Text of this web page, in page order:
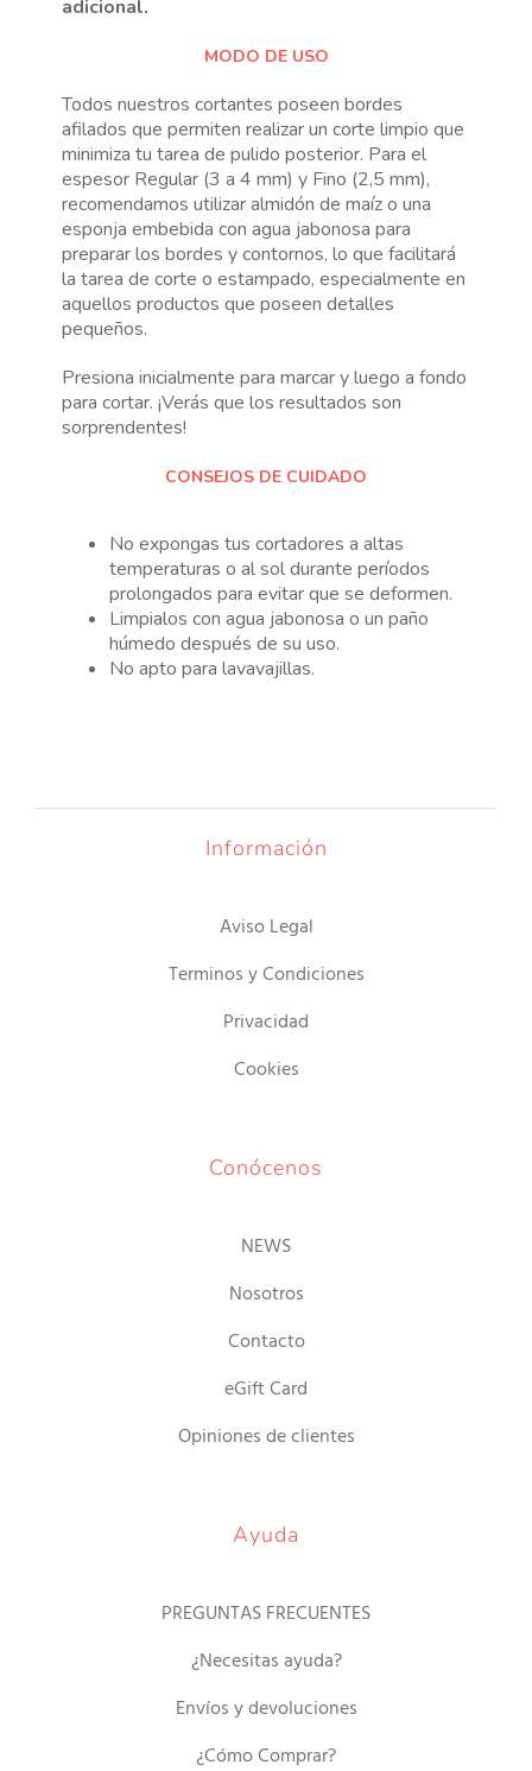
adicional.
MODO DE USO
Todos nuestros cortantes poseen bordes
afilados que permiten realizar un corte limpio que
minimiza tu tarea de pulido posterior. Para el
espesor Regular (3 a 4 mm) y Fino (2,5 mm),
recomendamos utilizar almidón de maíz o una
esponja embebida con agua jabonosa para
preparar los bordes y contornos, lo que facilitará
la tarea de corte o estampado, especialmente en
aquellos productos que poseen detalles
pequeños.
Presiona inicialmente para marcar y luego a fondo
para cortar. ¡Verás que los resultados son
sorprendentes!
CONSEJOS DE CUIDADO
No expongas tus cortadores a altas
temperaturas o al sol durante períodos
prolongados para evitar que se deformen.
Limpialos con agua jabonosa o un paño
húmedo después de su uso.
No apto para lavavajillas.
Información
Aviso Legal
Terminos y Condiciones
Privacidad
Cookies
Conócenos
NEWS
Nosotros
Contacto
eGift Card
Opiniones de clientes
Ayuda
PREGUNTAS FRECUENTES
¿Necesitas ayuda?
Envíos y devoluciones
¿Cómo Comprar?